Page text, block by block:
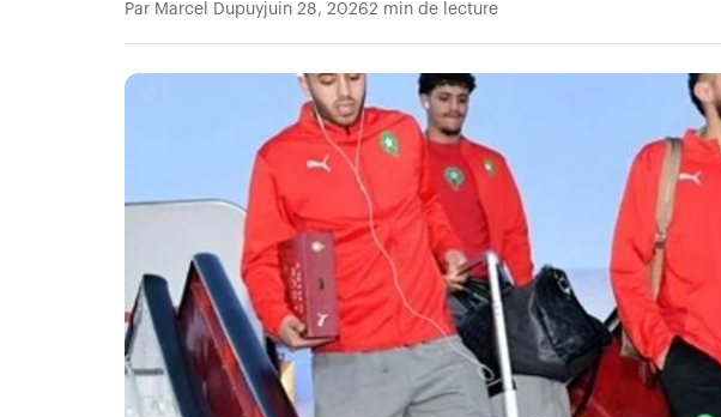
Par Marcel Dupuyjuin 28, 20262 min de lecture